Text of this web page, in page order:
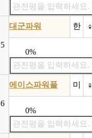
관전평을 입력하세요.
5
대군파워 한 ♀
0%
관전평을 입력하세요.
6
에이스파워풀 미 ♀
0%
관전평을 입력하세요.